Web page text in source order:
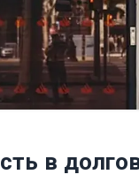
в